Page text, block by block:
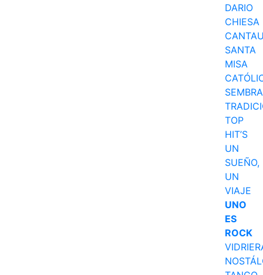
DARIO
CHIESA
SANTA
MISA
TOP
HIT’S
UN
SUEÑO,
UN
VIAJE
UNO
ES
ROCK